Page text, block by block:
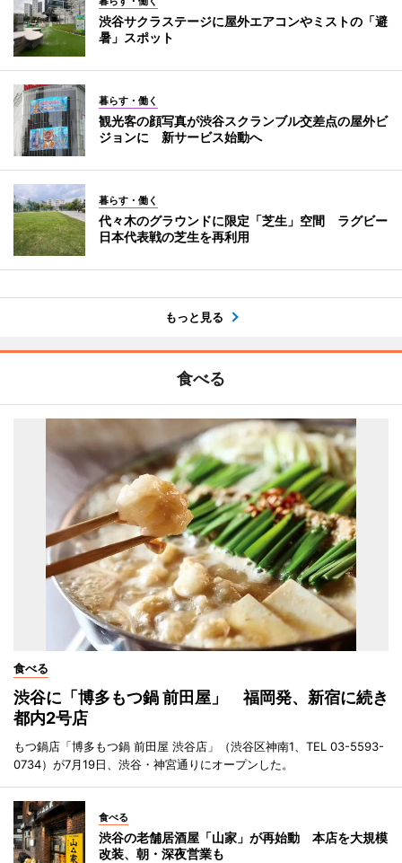
渋谷サクラステージに屋外エアコンやミストの「避
暑」スポット
暮らす・働く
観光客の顔写真が渋谷スクランブル交差点の屋外ビ
ジョンに 新サービス始動へ
暮らす・働く
代々木のグラウンドに限定「芝生」空間 ラグビー
日本代表戦の芝生を再利用
もっと見る
食べる
食べる
渋谷に「博多もつ鍋 前田屋」 福岡発、新宿に続き
都内2号店
もつ鍋店「博多もつ鍋 前田屋 渋谷店」（渋谷区神南1、TEL 03-5593-
0734）が7月19日、渋谷・神宮通りにオープンした。
食べる
渋谷の老舗居酒屋「山家」が再始動 本店を大規模
改装、朝・深夜営業も